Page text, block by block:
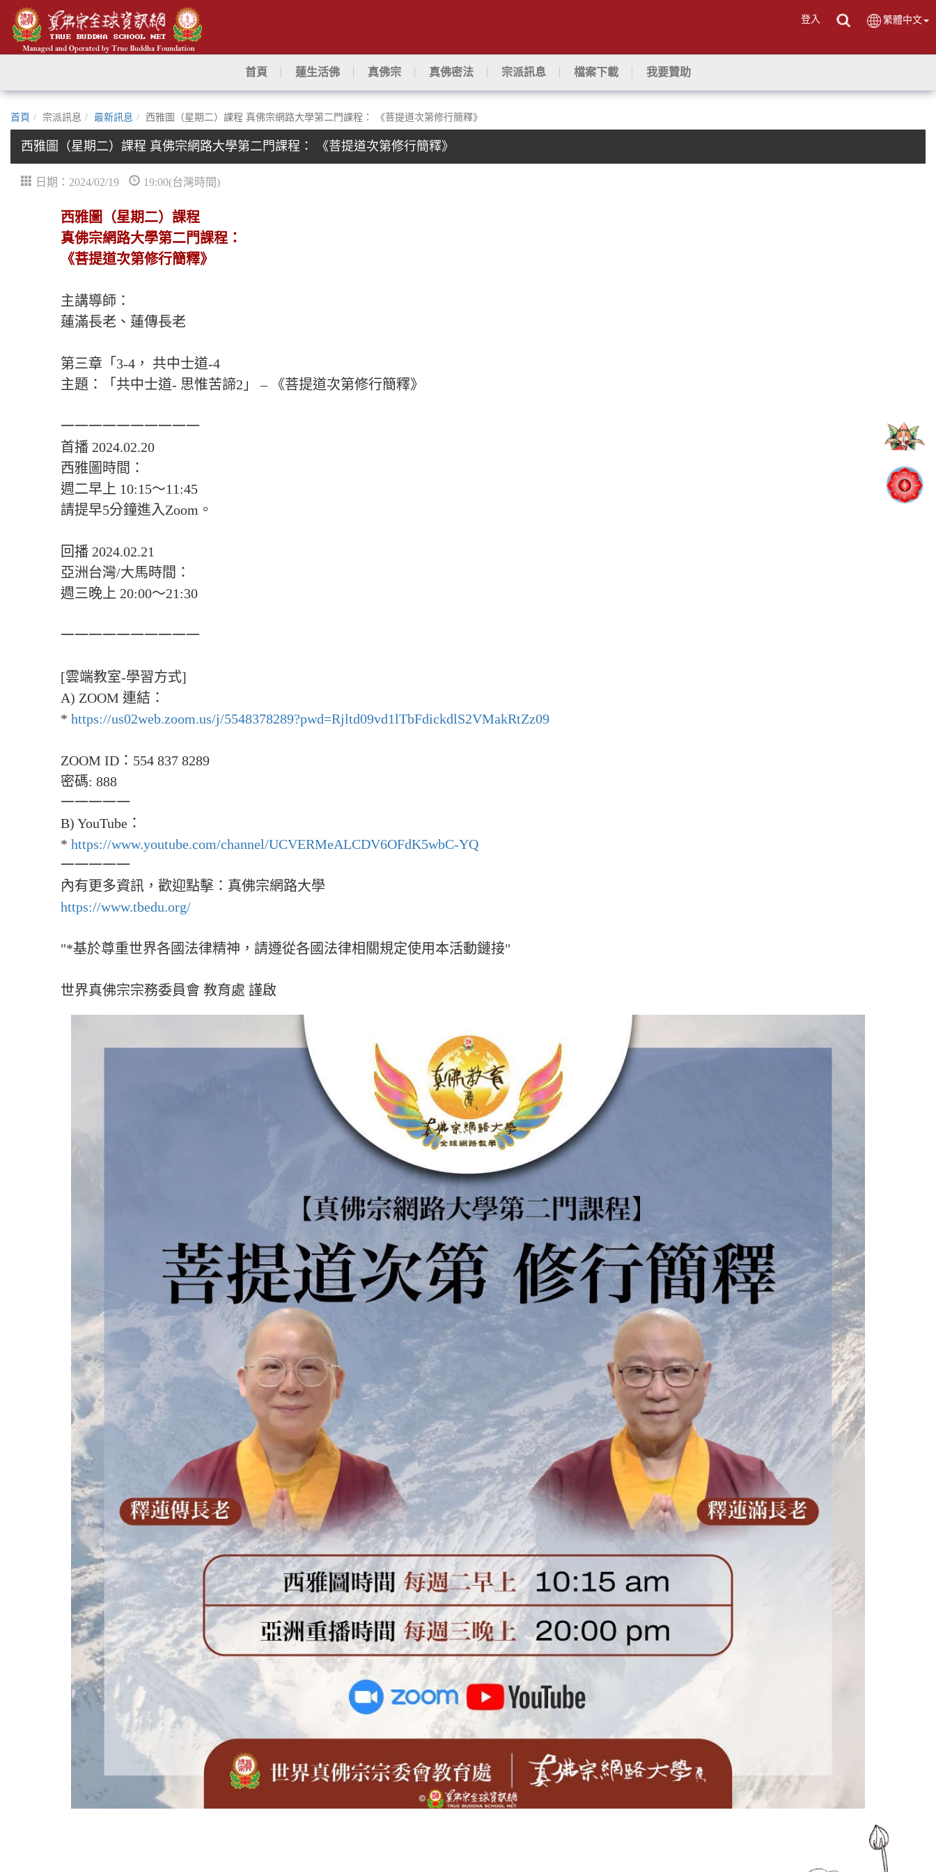
登入 繁體中文
首頁 蓮生活佛 真佛宗 真佛密法 宗派訊息 檔案下載 我要贊助
首頁 宗派訊息 最新訊息 西雅圖（星期二）課程 真佛宗網路大學第二門課程： 《菩提道次第修行簡釋》
西雅圖（星期二）課程 真佛宗網路大學第二門課程： 《菩提道次第修行簡釋》
日期：2024/02/19 19:00(台灣時間)
西雅圖（星期二）課程
真佛宗網路大學第二門課程：
《菩提道次第修行簡釋》
主講導師：
蓮滿長老、蓮傳長老
第三章「3-4， 共中士道-4
主題：「共中士道- 思惟苦諦2」 – 《菩提道次第修行簡釋》
一一一一一一一一一一
首播 2024.02.20
西雅圖時間：
週二早上 10:15～11:45
請提早5分鐘進入Zoom。
回播 2024.02.21
亞洲台灣/大馬時間：
週三晚上 20:00～21:30
一一一一一一一一一一
[雲端教室-學習方式]
A) ZOOM 連結：
* https://us02web.zoom.us/j/5548378289?pwd=Rjltd09vd1lTbFdickdlS2VMakRtZz09
ZOOM ID：554 837 8289
密碼: 888
一一一一一
B) YouTube：
* https://www.youtube.com/channel/UCVERMeALCDV6OFdK5wbC-YQ
一一一一一
內有更多資訊，歡迎點擊：真佛宗網路大學
https://www.tbedu.org/
"*基於尊重世界各國法律精神，請遵從各國法律相關規定使用本活動鏈接"
世界真佛宗宗務委員會 教育處 謹啟